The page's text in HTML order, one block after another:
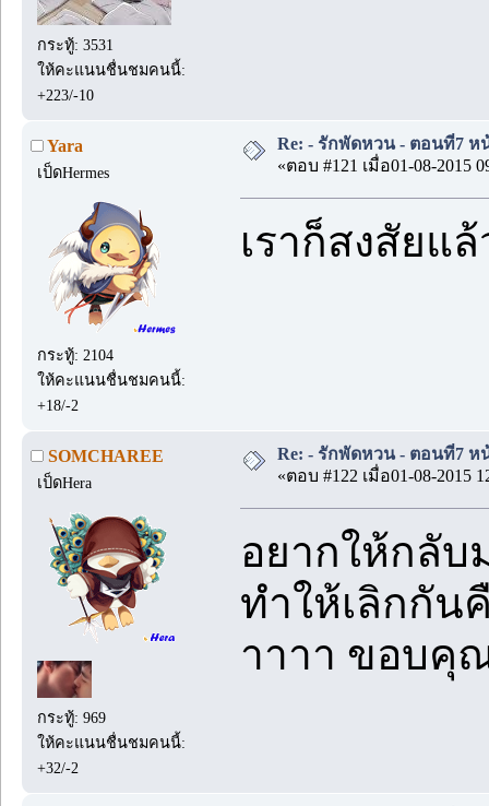
กระทู้: 3531
ให้คะแนนชื่นชมคนนี้:
+223/-10
Yara
เป็ดHermes
กระทู้: 2104
ให้คะแนนชื่นชมคนนี้:
+18/-2
Re: - รักพัดหวน - ตอนที่7 ห
«ตอบ #121 เมื่อ01-08-2015
เราก็สงสัยแ
SOMCHAREE
เป็ดHera
กระทู้: 969
ให้คะแนนชื่นชมคนนี้:
+32/-2
Re: - รักพัดหวน - ตอนที่7 ห
«ตอบ #122 เมื่อ01-08-2015
อยากให้กลับ
ทำให้เลิกกัน
าาาา ขอบคุ